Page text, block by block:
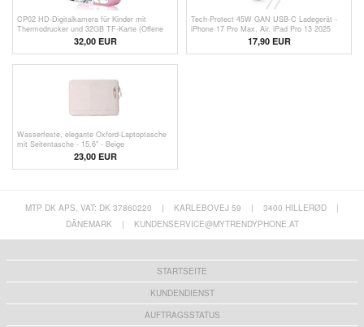
CP02 HD-Digitalkamera für Kinder mit
Thermodrucker und 32GB TF-Karte (Offene
Verpackung - Bulk Befriedigend) - Pink
32,00 EUR
Tech-Protect 45W GAN USB-C Ladegerät -
iPhone 17 Pro Max, Air, iPad Pro 13 2025
17,90EUR
Wasserfeste, elegante Oxford-Laptoptasche
mit Seitentasche - 15.6" - Beige
23,00 EUR
MTP DK APS, VAT: DK 37860220 | KARLEBOVEJ 59 | 3400 HILLERØD
|
DÄNEMARK
| KUNDENSERVICE@MYTRENDYPHONE.AT
STARTSEITE
KUNDENDIENST
AUFTRAGSSTATUS